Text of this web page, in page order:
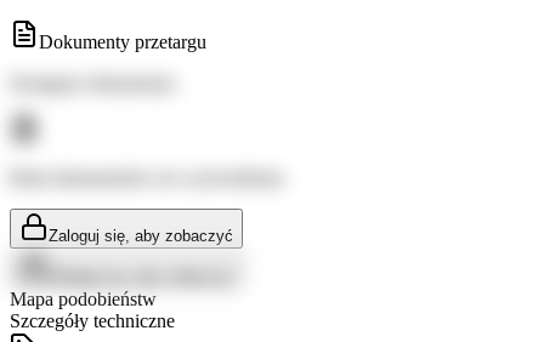
Dokumenty przetargu
Zaloguj się, aby zobaczyć
Mapa podobieństw
Szczegóły techniczne